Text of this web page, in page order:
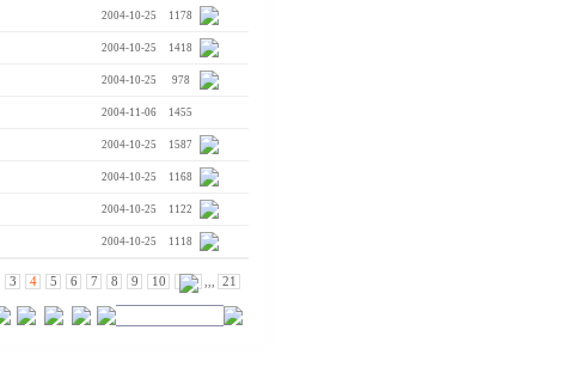
2004-10-25 1178
2004-10-25 1418
2004-10-25 978
2004-11-06 1455
2004-10-25 1587
2004-10-25 1168
2004-10-25 1122
2004-10-25 1118
3 4 5 6 7 8 9 10 ,,, 21